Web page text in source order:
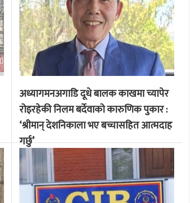
अध्यागमनअगाडि दूधे बालक काखमा च्यापेर
रोइरहेकी निलम बर्देवाको कारुणिक पुकार :
‘श्रीमान् देशनिकाला भए बच्चासहित आत्मदाह
गर्छु’
मङ्लबार, साउन १९, २०८३